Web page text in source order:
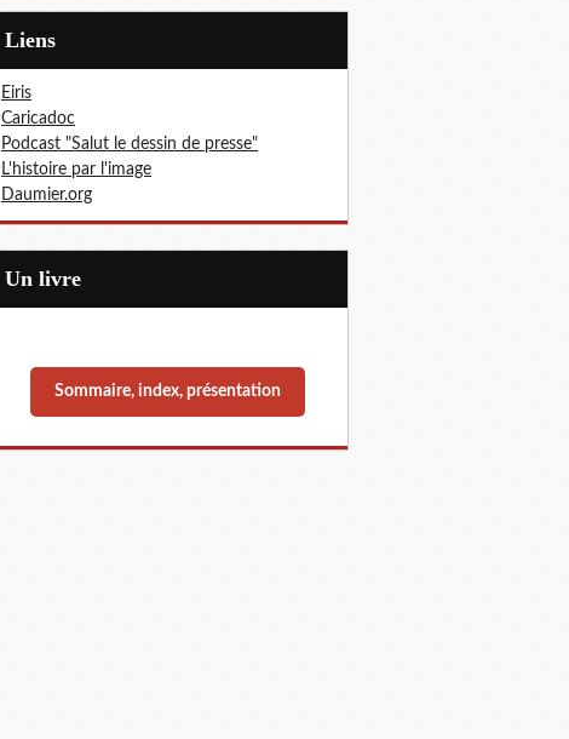
Liens
Eiris
Caricadoc
Podcast "Salut le dessin de presse"
L'histoire par l'image
Daumier.org
Un livre
Sommaire, index, présentation